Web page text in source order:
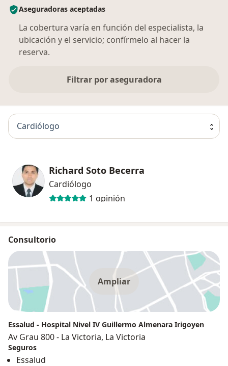
Aseguradoras aceptadas
La cobertura varía en función del especialista, la
ubicación y el servicio; confírmelo al hacer la
reserva.
Filtrar por aseguradora
Cardiólogo
Richard Soto Becerra
Cardiólogo
1 opinión
Consultorio
Ampliar
Essalud - Hospital Nivel IV Guillermo Almenara Irigoyen
Av Grau 800 - La Victoria, La Victoria
Seguros
Essalud